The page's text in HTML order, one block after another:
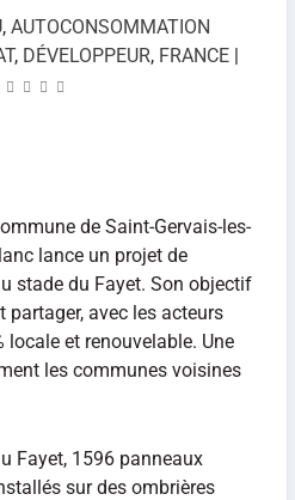
, AUTOCONSOMMATION
, DÉVELOPPEUR, FRANCE |
de Saint-Gervais-les-
lance un projet de
stade du Fayet. Son objectif
partager, avec les acteurs
locale et renouvelable. Une
les communes voisines
Fayet, 1596 panneaux
sur des ombrières